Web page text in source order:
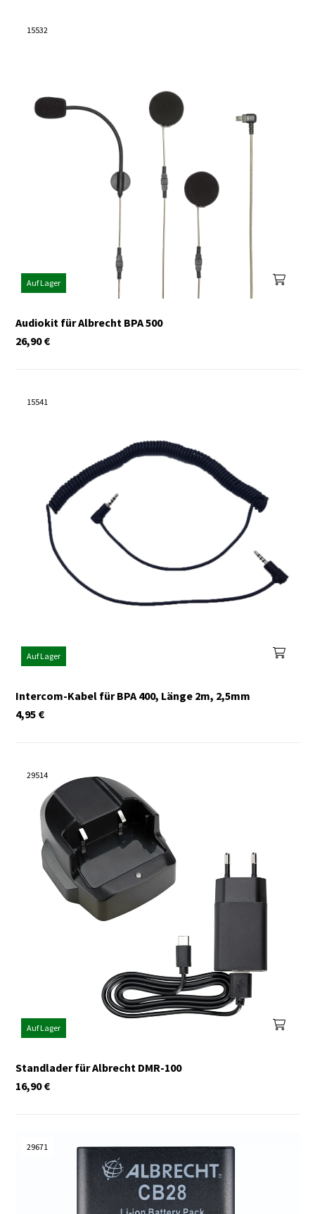
15532
Auf Lager
Audiokit für Albrecht BPA 500
€
26,90
15541
Auf Lager
Intercom-Kabel für BPA 400, Länge 2m, 2,5mm
€
4,95
29514
Auf Lager
Standlader für Albrecht DMR-100
€
16,90
29671